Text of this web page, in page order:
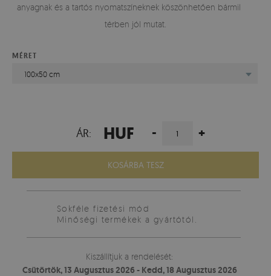
anyagnak és a tartós nyomatszíneknek köszönhetően bármilyen
térben jól mutat.
MÉRET
100x50 cm
ÁR: HUF - +
KOSÁRBA TESZ
Sokféle fizetési mód
Minőségi termékek a gyártótól.
Kiszállítjuk a rendelését:
Csütörtök, 13 Augusztus 2026 - Kedd, 18 Augusztus 2026